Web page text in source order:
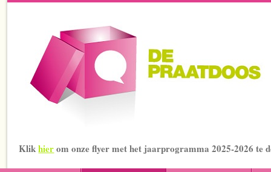
Klikhierom onze flyer met het jaarprogramma 2025-2026 te